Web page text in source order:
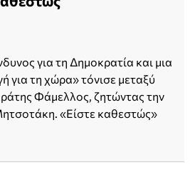
για τη Δημοκρατία και μια
για τη χώρα» τόνισε μεταξύ
Φάμελλος, ζητώντας την
«Είστε καθεστώς»